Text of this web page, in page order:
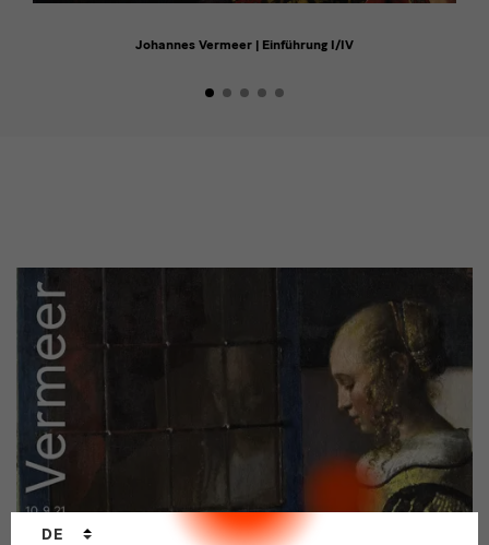
Johannes Vermeer | Einführung I/IV
Sprachwechsler
DE